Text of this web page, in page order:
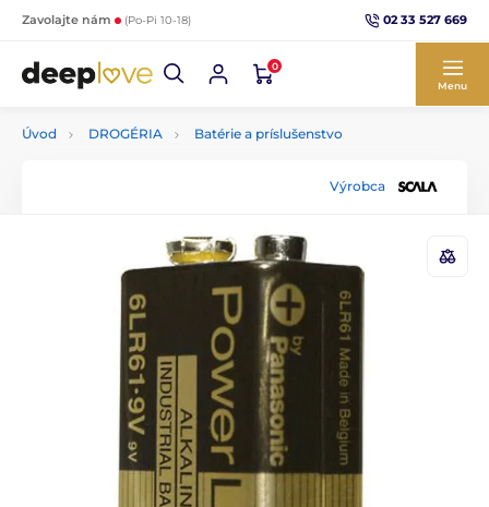
Zavolajte nám (Po-Pi 10-18) 02 33 527 669
0
Menu
Úvod DROGÉRIA Batérie a príslušenstvo
Výrobca